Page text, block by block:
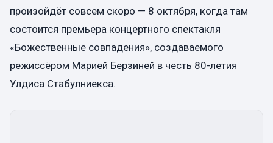
произойдёт совсем скоро — 8 октября, когда там
состоится премьера концертного спектакля
«Божественные совпадения», создаваемого
режиссёром Марией Берзиней в честь 80-летия
Улдиса Стабулниекса.